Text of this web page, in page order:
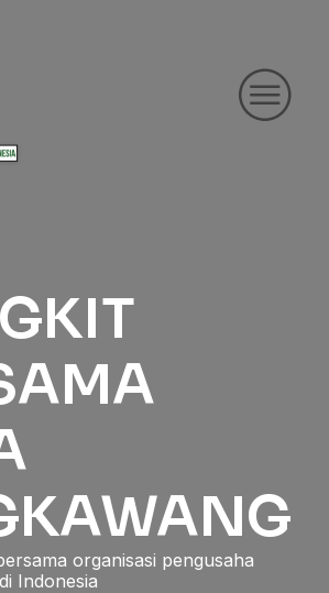
organisasi pengusaha
Indonesia